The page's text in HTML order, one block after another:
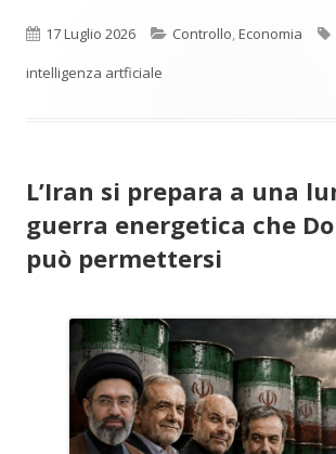
Pubblicato
17 Luglio 2026 Categorie
Controllo,Economia
intelligenza artficiale
L’Iran si prepara a una
guerra energetica che
può permettersi